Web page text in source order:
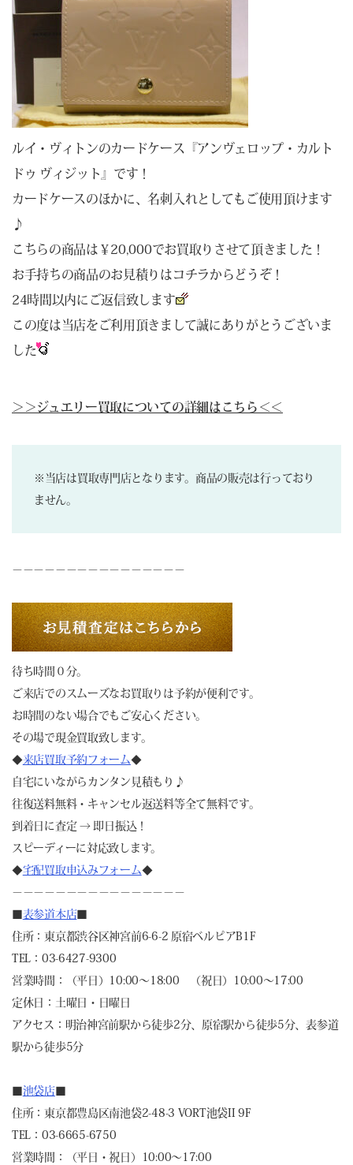
ルイ・ヴィトンのカードケース『アンヴェロップ・カルト
ドゥ ヴィジット』です！
カードケースのほかに、名刺入れとしてもご使用頂けます
♪
こちらの商品は￥20,000でお買取りさせて頂きました！
お手持ちの商品のお見積りはコチラからどうぞ！
24時間以内にご返信致します
この度は当店をご利用頂きまして誠にありがとうございま
した
＞＞ジュエリー買取についての詳細はこちら＜＜
※当店は買取専門店となります。商品の販売は行っており
ません。
－－－－－－－－－－－－－－－－
待ち時間０分。
ご来店でのスムーズなお買取りは予約が便利です。
お時間のない場合でもご安心ください。
その場で現金買取致します。
◆来店買取予約フォーム◆
自宅にいながらカンタン見積もり♪
往復送料無料・キャンセル返送料等全て無料です。
到着日に査定 → 即日振込！
スピーディーに対応致します。
◆宅配買取申込みフォーム◆
－－－－－－－－－－－－－－－－
表参道本店
住所：東京都渋谷区神宮前6-6-2 原宿ベルピアB1F
TEL：03-6427-9300
営業時間：（平日）10:00～18:00 （祝日）10:00～17:00
定休日：土曜日・日曜日
アクセス：明治神宮前駅から徒歩2分、原宿駅から徒歩5分、表参道
駅から徒歩5分
池袋店
住所：東京都豊島区南池袋2-48-3 VORT池袋II 9F
TEL：03-6665-6750
営業時間：（平日・祝日）10:00～17:00